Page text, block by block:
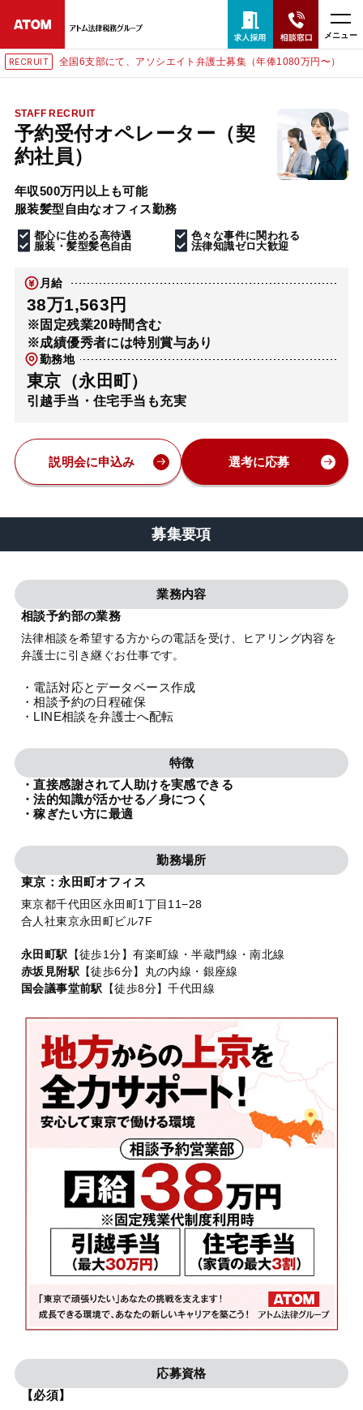
メニュー
RECRUIT 全国6支部にて、アソシエイト弁護士募集（年俸1080万円〜）
STAFF RECRUIT
予約受付オペレーター（契
約社員）
年収500万円以上も可能
服装髪型自由なオフィス勤務
都心に住める高待遇
色々な事件に関われる
服装・髪型髪色自由
法律知識ゼロ大歓迎
月給
38万1,563円
※固定残業20時間含む
※成績優秀者には特別賞与あり
勤務地
東京（永田町）
引越手当・住宅手当も充実
説明会に申込み 選考に応募
募集要項
業務内容
相談予約部の業務
法律相談を希望する方からの電話を受け、ヒアリング内容を
弁護士に引き継ぐお仕事です。
・電話対応とデータベース作成
・相談予約の日程確保
・LINE相談を弁護士へ配転
特徴
・直接感謝されて人助けを実感できる
・法的知識が活かせる／身につく
・稼ぎたい方に最適
勤務場所
東京：永田町オフィス
東京都千代田区永田町1丁目11−28
合人社東京永田町ビル7F
永田町駅 【徒歩1分】有楽町線・半蔵門線・南北線
赤坂見附駅 【徒歩6分】丸の内線・銀座線
国会議事堂前駅
【徒歩8分】千代田線
応募資格
【必須】
24時間365日全国対応
無料相談窓口はこちら
電話・LINE・メールで相談予約受付中
ホーム
取扱分野
解決実績
アクセス
弁護士・税理士
費用
特設サイト
相談先情報サイト
プライバシーポリシー 利用規約 内部通報
TikTok受賞